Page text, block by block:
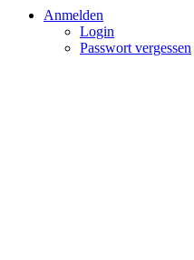
Anmelden
Login
Passwort vergessen